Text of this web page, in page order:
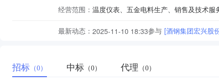
经营范围：
最新动态： 2025-11-10 18:33参与 [酒钢集团宏兴股
招标 （0） 中标 （0） 代理 （0）